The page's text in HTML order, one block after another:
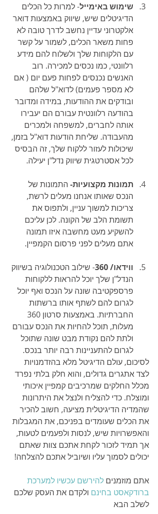
שימוש באימייל- למרות כל הכלים
הדיגיטלים שיש, שיווק באמצעות דואר
אלקטרוני עדיין נחשב לדרך טובה לא
פחות משאר הכלים, לשמור על קשר
עם הלקוחות שלך ולשלוח להם מידע
רלוונטי, כמו נכסים למכירה. רוב
האנשים נכנסים לפחות פעם יום ( אם
לא מספר פעמים) לדוא"ל שלהם
ובודקים את ההודעות, במידה ומדובר
בהודעה רלוונטית עבורם הם יעבירו
אותה לחברים, למשפחה ולמכרים
מהעבודה. שליחת הודעות דוא"ל בזמן,
שיכולות לעזור ללקוח שלך, זה הבסיס
לכל אסטרטגית שיווק נדל"ן יעילה.
תמונות מקצועיות- התמונות של
הנכס שאותו אנחנו מעלים לרשת,
צריכות למשוך עניין, ולתפוס את
תשומת הלב של הקונה. לכן עליכם
להשקיע מעט מחשבה איזו תמונה
אתם מעלים לפני פרסום הקמפיין.
ווידאו/ 360
- שילוב הטכנולוגיה בשיווק
הנדל"ן שלך יוכל להראות ללקוחות
פרספקטיבה שונה על הנכס ואף יוכל
לגרום להם לשתף אותו ברשתות
מעלות, תוכל להחיות את הנכס עבורם
ולתת להם נקודת מבט שונה שתוכל
לגרום להתעניינות רבה יותר בנכס.
​לסיכום, עולם הדיגיטל מלא בהזדמנויות
לצד אתגרים גדולים, והוא חלק בלתי נפרד
מכלל החלקים שמרכיבים קמפיין איכותי
ומוצלח. כדי להצליח ולנצל את היתרונות
שהמדיה הדיגיטלית מציעה, חשוב להכיר
את הכלים שעומדים בפניכם, את המגבלות
והאפשרויות שיש, לנסות ולפעמים לטעות,
אך תמיד לזכור לקחת אתכם צוות שאתם
יכולים לסמוך עליו ושיוביל אתכם להצלחה!
אתם מוזמנים להירשם עכשיו למערכת
ברודקאסט בחינם ולקדם את העסק שלכם
לשלב הבא